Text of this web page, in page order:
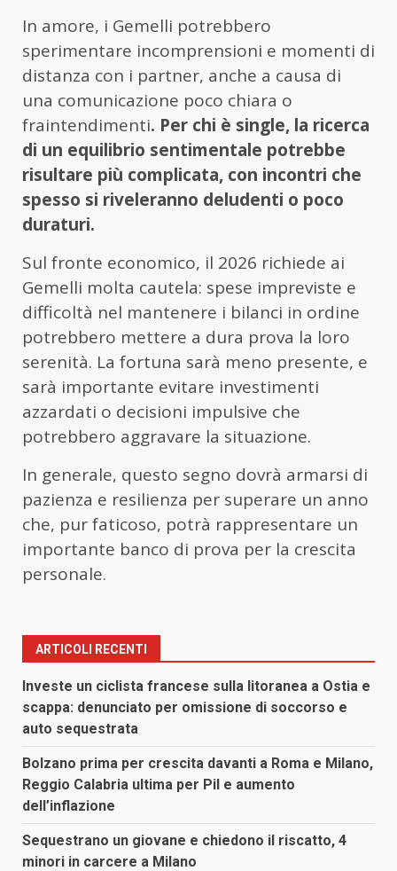
In amore, i Gemelli potrebbero
sperimentare incomprensioni e momenti di
distanza con i partner, anche a causa di
una comunicazione poco chiara o
fraintendimenti. Per chi è single, la ricerca
di un equilibrio sentimentale potrebbe
risultare più complicata, con incontri che
spesso si riveleranno deludenti o poco
duraturi.
Sul fronte economico, il 2026 richiede ai
Gemelli molta cautela: spese impreviste e
difficoltà nel mantenere i bilanci in ordine
potrebbero mettere a dura prova la loro
serenità. La fortuna sarà meno presente, e
sarà importante evitare investimenti
azzardati o decisioni impulsive che
potrebbero aggravare la situazione.
In generale, questo segno dovrà armarsi di
pazienza e resilienza per superare un anno
che, pur faticoso, potrà rappresentare un
importante banco di prova per la crescita
personale.
ARTICOLI RECENTI
Investe un ciclista francese sulla litoranea a Ostia e
scappa: denunciato per omissione di soccorso e
auto sequestrata
Bolzano prima per crescita davanti a Roma e Milano,
Reggio Calabria ultima per Pil e aumento
dell’inflazione
Sequestrano un giovane e chiedono il riscatto, 4
minori in carcere a Milano